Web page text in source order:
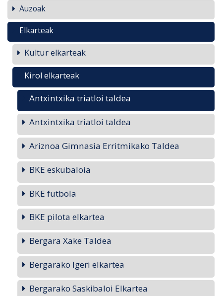
Auzoak
Elkarteak
Kultur elkarteak
Kirol elkarteak
Antxintxika triatloi taldea
Antxintxika triatloi taldea
Ariznoa Gimnasia Erritmikako Taldea
BKE eskubaloia
BKE futbola
BKE pilota elkartea
Bergara Xake Taldea
Bergarako Igeri elkartea
Bergarako Saskibaloi Elkartea